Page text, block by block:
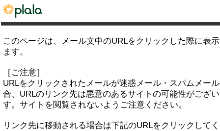
このページは、メール文中のURLをクリックした際に表
ます。
［ご注意］
URLをクリックされたメールが迷惑メール・スパムメー
合、URLのリンク先は悪意のあるサイトの可能性がござ
す。サイトを閲覧されないようご注意ください。
リンク先に移動される場合は下記のURLをクリックして